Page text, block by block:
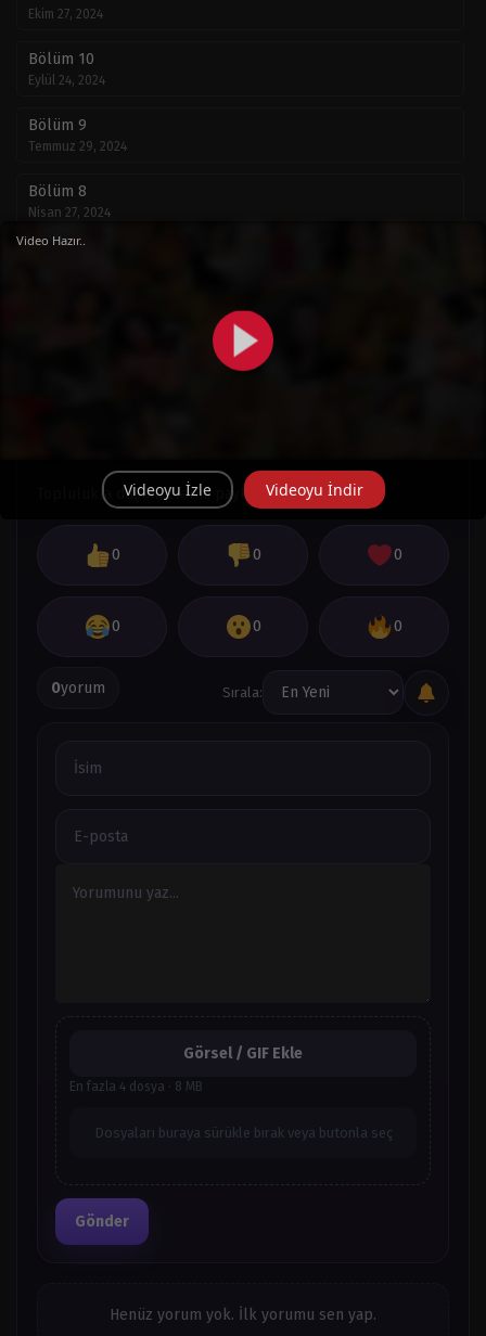
Ekim 27, 2024
Bölüm 10
Eylül 24, 2024
Bölüm 9
Temmuz 29, 2024
Bölüm 8
Nisan 27, 2024
Mart 28, 2024
Bölüm 3
Mart 28, 2024
Bölüm 2
Bölüm 1
Toplulukla düşüncelerini paylaş.
0yorum
0 0 0
0 0 0
Sırala:
Görsel / GIF Ekle
En fazla 4 dosya · 8 MB
Dosyaları buraya sürükle bırak veya butonla seç
Gönder
Henüz yorum yok. İlk yorumu sen yap.
Video Hazır..
Videoyu İzle Videoyu İndir